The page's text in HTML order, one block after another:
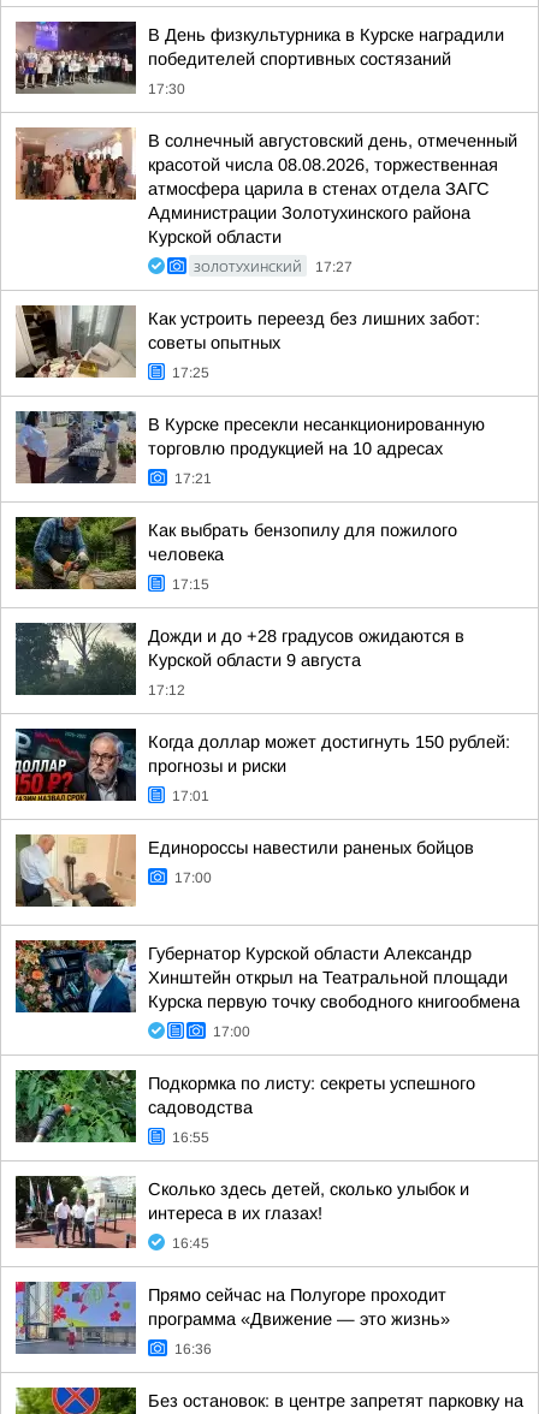
В День физкультурника в Курске наградили
победителей спортивных состязаний
17:30
В солнечный августовский день, отмеченный
красотой числа 08.08.2026, торжественная
атмосфера царила в стенах отдела ЗАГС
Администрации Золотухинского района
Курской области
ЗОЛОТУХИНСКИЙ 17:27
Как устроить переезд без лишних забот:
советы опытных
17:25
В Курске пресекли несанкционированную
торговлю продукцией на 10 адресах
17:21
Как выбрать бензопилу для пожилого
человека
17:15
Дожди и до +28 градусов ожидаются в
Курской области 9 августа
17:12
Когда доллар может достигнуть 150 рублей:
прогнозы и риски
17:01
Единороссы навестили раненых бойцов
17:00
Губернатор Курской области Александр
Хинштейн открыл на Театральной площади
Курска первую точку свободного книгообмена
17:00
Подкормка по листу: секреты успешного
садоводства
16:55
Сколько здесь детей, сколько улыбок и
интереса в их глазах!
16:45
Прямо сейчас на Полугоре проходит
программа «Движение — это жизнь»
16:36
Без остановок: в центре запретят парковку на